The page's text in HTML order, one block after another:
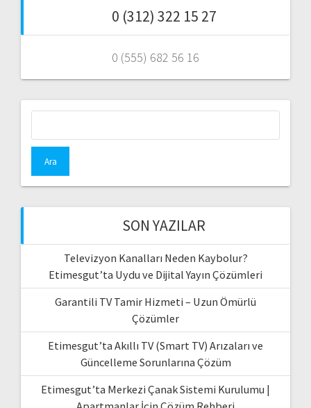
0 (312) 322 15 27
0 (555) 682 56 16
SON YAZILAR
Televizyon Kanalları Neden Kaybolur?
Etimesgut’ta Uydu ve Dijital Yayın Çözümleri
Garantili TV Tamir Hizmeti – Uzun Ömürlü
Çözümler
Etimesgut’ta Akıllı TV (Smart TV) Arızaları ve
Güncelleme Sorunlarına Çözüm
Etimesgut’ta Merkezi Çanak Sistemi Kurulumu |